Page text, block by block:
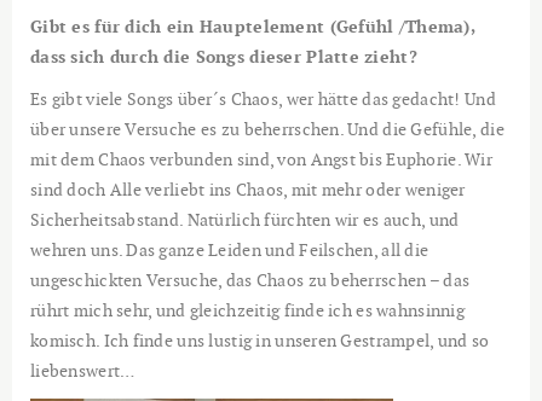
Gibt es für dich ein Hauptelement (Gefühl /Thema),
dass sich durch die Songs dieser Platte zieht?
Es gibt viele Songs über´s Chaos, wer hätte das gedacht! Und
über unsere Versuche es zu beherrschen. Und die Gefühle, die
mit dem Chaos verbunden sind, von Angst bis Euphorie. Wir
sind doch Alle verliebt ins Chaos, mit mehr oder weniger
Sicherheitsabstand. Natürlich fürchten wir es auch, und
wehren uns. Das ganze Leiden und Feilschen, all die
ungeschickten Versuche, das Chaos zu beherrschen – das
rührt mich sehr, und gleichzeitig finde ich es wahnsinnig
komisch. Ich finde uns lustig in unseren Gestrampel, und so
liebenswert…